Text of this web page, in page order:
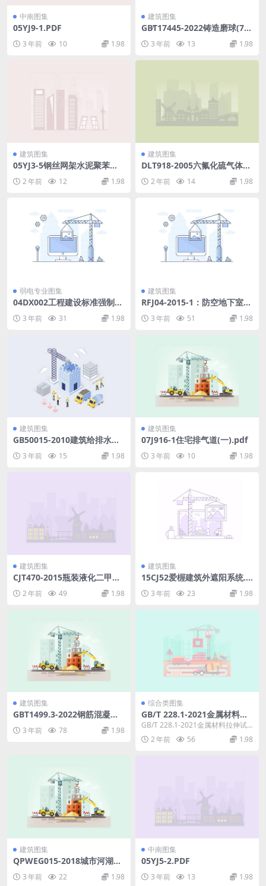
中南图集
05YJ9-1.PDF
3 年前 10 1.98
建筑图集
GB∕T17445-2022铸造磨球(70
8.66KB)a3adbbff2a8cf542.p
df 3 年前 13 1.98
建筑图集
05YJ3-5钢丝网架水泥聚苯乙
2 年前 12 1.98
建筑图集
DLT918-2005六氟化硫气体中
2 年前 14 1.98
弱电专业图集
04DX002工程建设标准强制性
条文及应用示例(房屋建筑部
分-电气专业).pdf
3 年前 31 1.98
建筑图集
RFJ04-2015-1：防空地下室结
构设计手册第一册防核武器和
常规武器的结构设计(144.56M
3 年前 51 1.98
建筑图集
GB50015-2010建筑给排水设
3 年前 15 1.98
建筑图集
07J916-1住宅排气道(一).pdf
3 年前 10 1.98
建筑图集
CJT470-2015瓶装液化二甲醚
2 年前 49 1.98
建筑图集
15CJ52爱楃建筑外遮阳系统.p
3 年前 23 1.98
建筑图集
GBT1499.3-2022钢筋混凝土
用钢第3部分：钢筋焊接网.pd
f
3 年前 78 1.98
综合类图集
GB/T 228.1-2021金属材料拉
伸试验第1部分:室温试验方法.
pdf
GB/T 228.1-2021金属材料拉伸试
验第1部分:室温试验方法下载 GB/...
2 年前 56 1.98
建筑图集
QPWEG015-2018城市河湖水
环境治理工程初步设计报告编
制规程.pdf
3 年前 22 1.98
中南图集
05YJ5-2.PDF
3 年前 13 1.98